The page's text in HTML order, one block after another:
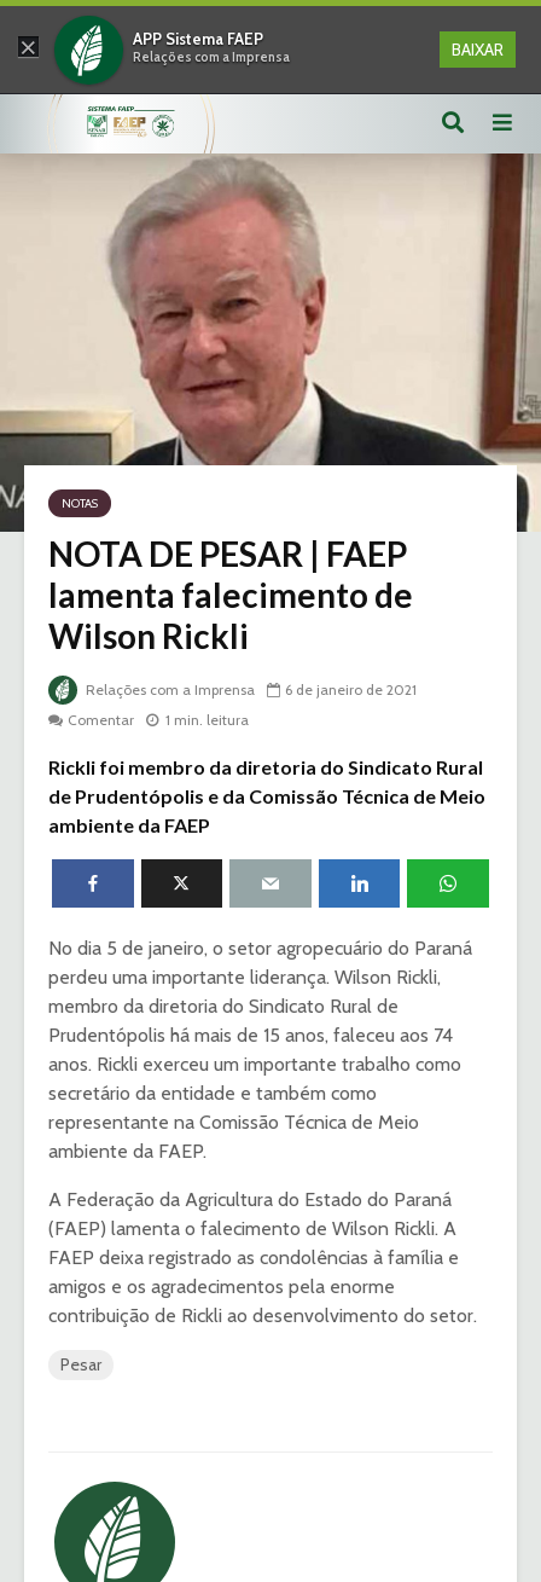
× APP Sistema FAEP
Relações com a Imprensa BAIXAR
NOTAS
NOTA DE PESAR | FAEP
lamenta falecimento de
Wilson Rickli
Relações com a Imprensa
6 de janeiro de 2021
Comentar
1 min. leitura
Rickli foi membro da diretoria do Sindicato Rural
de Prudentópolis e da Comissão Técnica de Meio
ambiente da FAEP
No dia 5 de janeiro, o setor agropecuário do Paraná
perdeu uma importante liderança. Wilson Rickli,
membro da diretoria do Sindicato Rural de
Prudentópolis há mais de 15 anos, faleceu aos 74
anos. Rickli exerceu um importante trabalho como
secretário da entidade e também como
representante na Comissão Técnica de Meio
ambiente da FAEP.
A Federação da Agricultura do Estado do Paraná
(FAEP) lamenta o falecimento de Wilson Rickli. A
FAEP deixa registrado as condolências à família e
amigos e os agradecimentos pela enorme
contribuição de Rickli ao desenvolvimento do setor.
Pesar